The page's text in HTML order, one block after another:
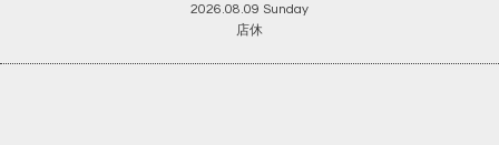
2026.08.09 Sunday
店休